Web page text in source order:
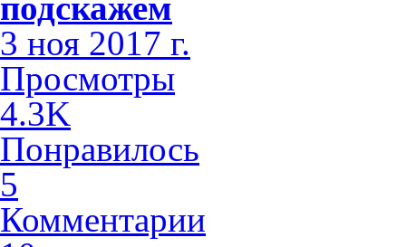
3 ноя 2017 г.
Просмотры
4.3K
Понравилось
5
Комментарии